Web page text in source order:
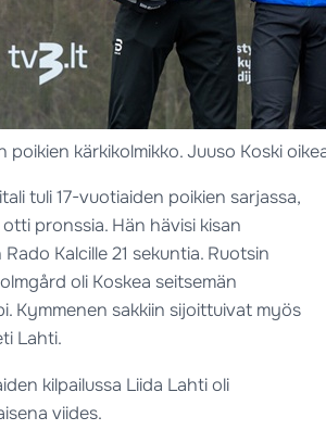
poikien kärkikolmikko. Juuso Koski
tuli 17-vuotiaiden poikien sarjassa,
pronssia. Hän hävisi kisan
Kalcille 21 sekuntia. Ruotsin
oli Koskea seitsemän
Kymmenen sakkiin sijoittuivat myös
Lahti.
kilpailussa Liida Lahti oli
viides.